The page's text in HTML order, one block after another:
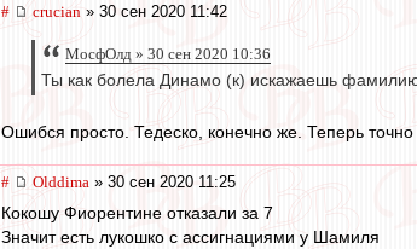
# crucian » 30 сен 2020 11:42
МосфОлд » 30 сен 2020 10:36
Ты как болела Динамо (к) искажаешь
Ошибся просто. Тедеско, конечно же. Теперь
# Olddima » 30 сен 2020 11:25
Кокошу Фиорентине отказали за 7
Значит есть лукошко с ассигнациями у Шамиля